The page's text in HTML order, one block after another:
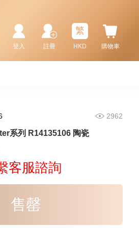
購物車
繁
HKD
註冊
登入
2962
系列 R14135106 陶瓷
客服諮詢
售罄
達 Integral R20486722